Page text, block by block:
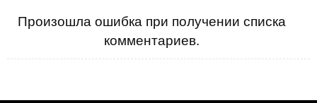
Произошла ошибка при получении списка
комментариев.